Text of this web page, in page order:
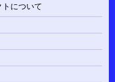
について